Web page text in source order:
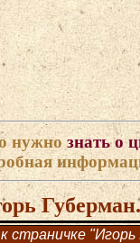
нужнознать о
страничке